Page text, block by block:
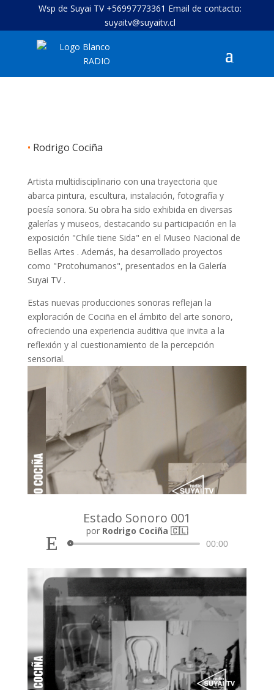
Wsp de Suyai TV +56997773361 Email de contacto:
suyaitv@suyaitv.cl
• Rodrigo Cociña
Artista multidisciplinario con una trayectoria que
abarca pintura, escultura, instalación, fotografía y
poesía sonora. Su obra ha sido exhibida en diversas
galerías y museos, destacando su participación en la
exposición "Chile tiene Sida" en el Museo Nacional de
Bellas Artes . Además, ha desarrollado proyectos
como "Protohumanos", presentados en la Galería
Suyai TV .
Estas nuevas producciones sonoras reflejan la
exploración de Cociña en el ámbito del arte sonoro,
ofreciendo una experiencia auditiva que invita a la
reflexión y al cuestionamiento de la percepción
sensorial.
Estado Sonoro 001
por Rodrigo Cociña 🇨🇱
Reproductor
audio
00:00